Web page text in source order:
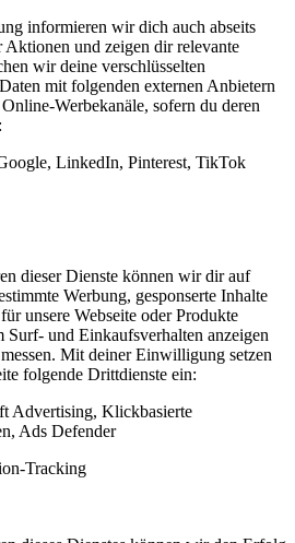
informieren wir dich auch abseits
Aktionen und zeigen dir relevante
wir deine verschlüsselten
mit folgenden externen Anbietern
Werbekanäle, sofern du deren
LinkedIn, Pinterest, TikTok
dieser Dienste können wir dir auf
Werbung, gesponserte Inhalte
unsere Webseite oder Produkte
Surf- und Einkaufsverhalten anzeigen
Mit deiner Einwilligung setzen
folgende Drittdienste ein:
Advertising, Klickbasierte
Ads Defender
Tracking